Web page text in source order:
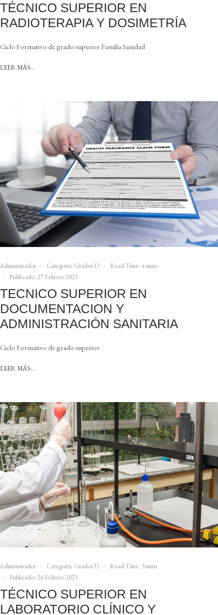
TÉCNICO SUPERIOR EN
RADIOTERAPIA Y DOSIMETRÍA
Ciclo Formativo de grado superior Familia Sanidad
LEER MÁS…
Administrador Categoría: Grados D
Read Time: 4 mins
Publicado: 27 Febrero 2023
TECNICO SUPERIOR EN
DOCUMENTACION Y
ADMINISTRACIÓN SANITARIA
Ciclo Formativo de grado superior
LEER MÁS…
Administrador Categoría: Grados D
Read Time: 5 mins
Publicado: 26 Febrero 2023
TÉCNICO SUPERIOR EN
LABORATORIO CLÍNICO Y